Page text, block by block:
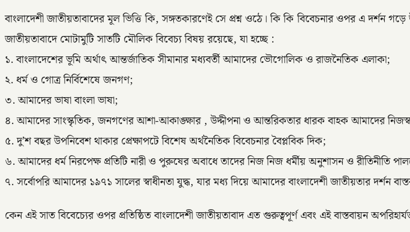
বাংলাদেশী জাতীয়তাবাদের মূল ভিত্তি কি, সঙ্গতকারণেই সে প্রশ্ন ওঠে। কি কি বিবেচনার ওপর এ দর্শন
জাতীয়তাবাদে মোটামুটি সাতটি মৌলিক বিবেচ্য বিষয় রয়েছে, যা হচ্ছে :
১. বাংলাদেশের ভূমি অর্থাৎ আন্তর্জাতিক সীমানার মধ্যবর্তী আমাদের ভৌগোলিক ও রাজনৈতিক এলাকা;
২. ধর্ম ও গোত্র নির্বিশেষে জনগণ;
৩. আমাদের ভাষা বাংলা ভাষা;
৪. আমাদের সাংস্কৃতিক, জনগণের আশা-আকাঙ্ক্ষার , উদ্দীপনা ও আন্তরিকতার ধারক বাহক আমাদের নিজস্ব
৫. দু’শ বছর উপনিবেশ থাকার প্রেক্ষাপটে বিশেষ অর্থনৈতিক বিবেচনার বৈপ্লবিক দিক;
৬. আমাদের ধর্ম নিরপেক্ষ প্রতিটি নারী ও পুরুষের অবাধে তাদের নিজ নিজ ধর্মীয় অনুশাসন ও রীতিনীতি
৭. সর্বোপরি আমাদের ১৯৭১ সালের স্বাধীনতা যুদ্ধ, যার মধ্য দিয়ে আমাদের বাংলাদেশী জাতীয়তার দর্শন
কেন এই সাত বিবেচ্যের ওপর প্রতিষ্ঠিত বাংলাদেশী জাতীয়তাবাদ এত গুরুত্বপূর্ণ এবং এই বাস্তবায়ন